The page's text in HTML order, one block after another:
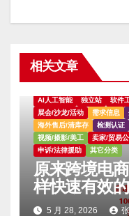
相关文章
AI人工智能 独立站 软件
展会/沙龙/活动
需求信息
海外售后/清库存
检测认证
视频/摄影/美工
卖家/贸易公
申诉/法律援助
其它分类
原来跨境电
样快速有效
吃一惊。。
5 月 28, 2026